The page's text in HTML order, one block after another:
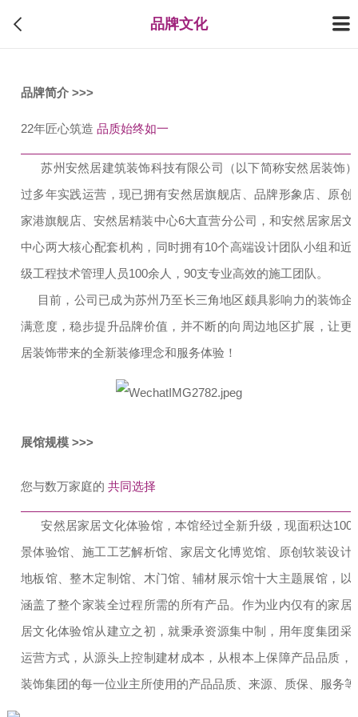
品牌文化
品牌简介 >>>
22年匠心筑造 品质始终如一
苏州安然居建筑装饰科技有限公司（以下简称安然居装饰）
过多年实践运营，现已拥有安然居旗舰店、品牌形象店、原创
家港旗舰店、安然居精装中心6大直营分公司，和安然居家居
中心两大核心配套机构，同时拥有10个高端设计团队小组和
级工程技术管理人员100余人，90支专业高效的施工团队。
目前，公司已成为苏州乃至长三角地区颇具影响力的装饰企
满意度，稳步提升品牌价值，并不断的向周边地区扩展，让更
居装饰带来的全新装修理念和服务体验！
展馆规模 >>>
您与数万家庭的 共同选择
安然居家居文化体验馆，本馆经过全新升级，现面积达
景体验馆、施工工艺解析馆、家居文化博览馆、原创软装设计
地板馆、整木定制馆、木门馆、辅材展示馆十大主题展馆，以
涵盖了整个家装全过程所需的所有产品。作为业内仅有的家居
居文化体验馆从建立之初，就秉承资源集中制，用年度集团
运营方式，从源头上控制建材成本，从根本上保障产品品质，
装饰集团的每一位业主所使用的产品品质、来源、质保、服务